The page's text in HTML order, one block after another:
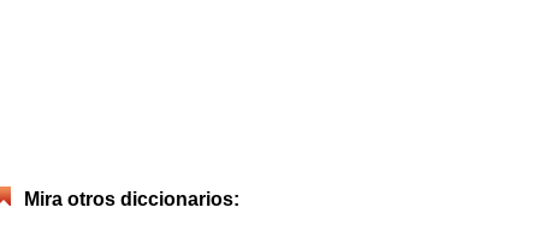
Mira otros diccionarios: